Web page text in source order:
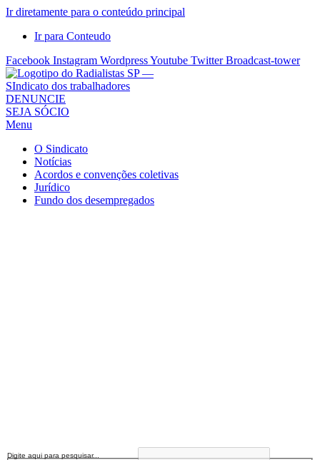
Ir diretamente para o conteúdo principal
Ir para Conteudo
Facebook Instagram WordpressYoutube Twitter Broadcast-tower
Sindicato
dos
Radialistas
São
Paulo
Sindicato
DENUNCIE
SEJA SÓCIO
Menu
O Sindicato
Notícias
Acordos e convenções coletivas
Jurídico
Fundo dos desempregados